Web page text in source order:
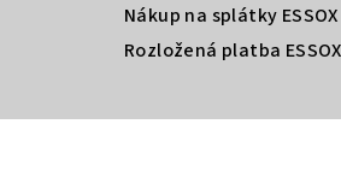
Nákup na splátky ESSOX
Rozložená platba ESSOX